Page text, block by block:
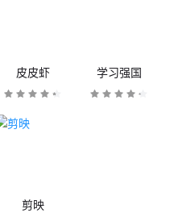
皮皮虾 学习强国
剪映